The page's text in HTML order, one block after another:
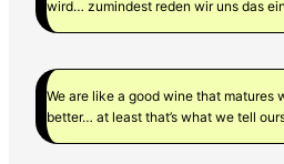
wird… zumindest reden wir uns das
We are like a good wine that matures
better… at least that’s what we tell